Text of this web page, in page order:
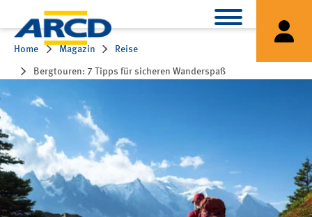
Home Magazin Reise
Bergtouren: 7 Tipps für sicheren Wanderspaß